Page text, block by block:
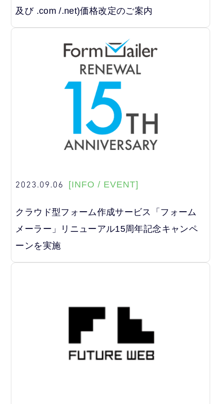
及び .com /.net)価格改定のご案内
2023.09.06 [INFO / EVENT]
クラウド型フォーム作成サービス「フォーム
メーラー」リニューアル15周年記念キャンペ
ーンを実施